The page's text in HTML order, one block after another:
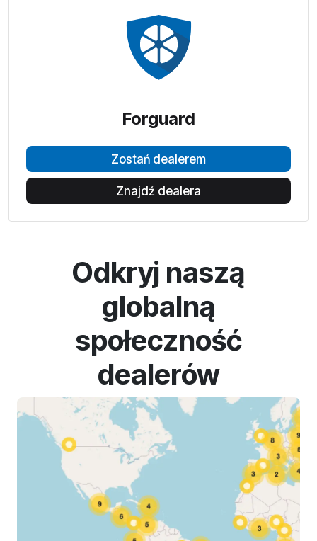
Forguard
Zostań dealerem
Znajdź dealera
Odkryj naszą
globalną
społeczność
dealerów